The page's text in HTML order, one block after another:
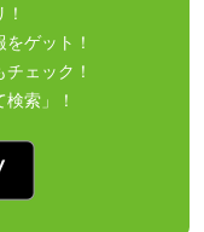
ゲット！
ェック！
索」！